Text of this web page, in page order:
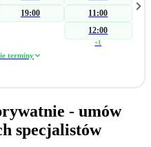
wykluczenia somatycznych
się na czynnikach
pomagam parom i
wpływających na ich seksualność.
(hiperlibidemia, hipolibidemia), •
substancji psychoaktywnych na
emocjami, • relacjami
adaptacyjnym, • obniżonym
zawodowego, • kryzysu
19:00
11:00
12:00
+1
terminy
- umów
specjalistów